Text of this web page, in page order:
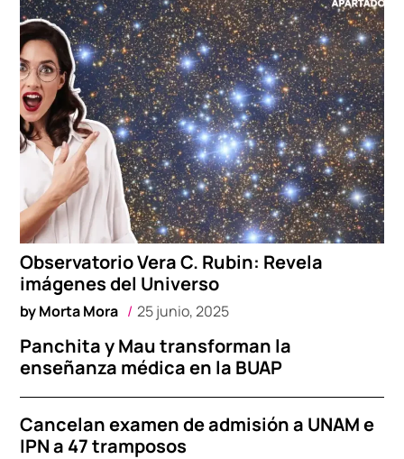
Observatorio Vera C. Rubin: Revela
imágenes del Universo
byMorta Mora 25 junio, 2025
Panchita y Mau transforman la
enseñanza médica en la BUAP
Cancelan examen de admisión a UNAM e
IPN a 47 tramposos